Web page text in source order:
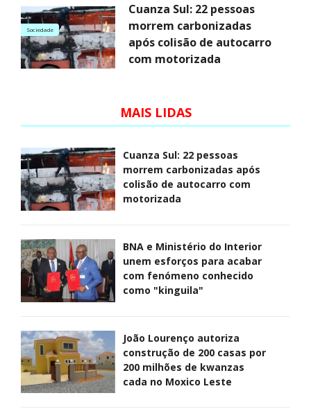
Sociedade
Cuanza Sul: 22 pessoas
morrem carbonizadas
após colisão de autocarro
com motorizada
MAIS LIDAS
Cuanza Sul: 22 pessoas
morrem carbonizadas após
colisão de autocarro com
motorizada
BNA e Ministério do Interior
unem esforços para acabar
com fenómeno conhecido
como "kinguila"
João Lourenço autoriza
construção de 200 casas por
200 milhões de kwanzas
cada no Moxico Leste